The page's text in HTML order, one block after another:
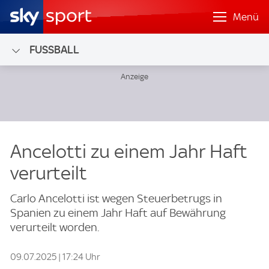
Menü
FUSSBALL
Ancelotti zu einem Jahr Haft
verurteilt
Carlo Ancelotti ist wegen Steuerbetrugs in
Spanien zu einem Jahr Haft auf Bewährung
verurteilt worden.
09.07.2025 | 17:24 Uhr